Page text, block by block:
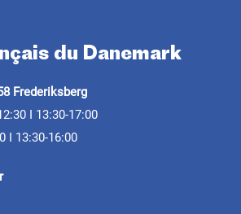
lauréats du Prix
!
:
de Bourses
2025
du Danemark
Frederiksberg
I 13:30-17:00
I 13:30-16:00